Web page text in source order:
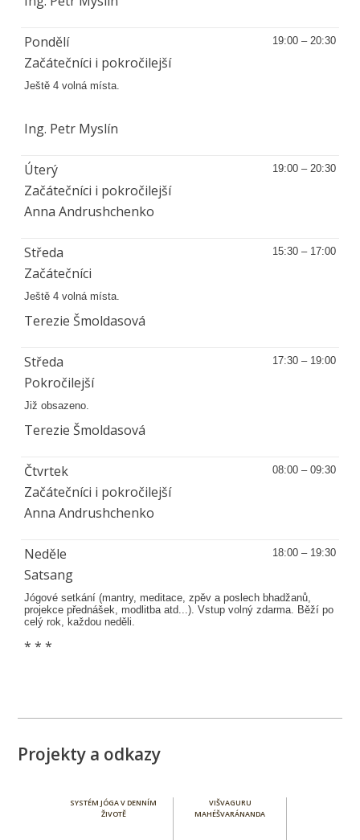
Pondělí 19:00 – 20:30
Začátečníci i pokročilejší
Ještě 4 volná místa.
Ing. Petr Myslín
Úterý 19:00 – 20:30
Začátečníci i pokročilejší
Anna Andrushchenko
Středa 15:30 – 17:00
Začátečníci
Ještě 4 volná místa.
Terezie Šmoldasová
Středa 17:30 – 19:00
Pokročilejší
Již obsazeno.
Terezie Šmoldasová
Čtvrtek 08:00 – 09:30
Začátečníci i pokročilejší
Anna Andrushchenko
Neděle 18:00 – 19:30
Satsang
Jógové setkání (mantry, meditace, zpěv a poslech bhadžanů,
projekce přednášek, modlitba atd...). Vstup volný zdarma. Běží po
celý rok, každou neděli.
* * *
Projekty a odkazy
SYSTÉM JÓGA V DENNÍM
ŽIVOTĚ
VIŠVAGURU
MAHÉŠVARÁNANDA